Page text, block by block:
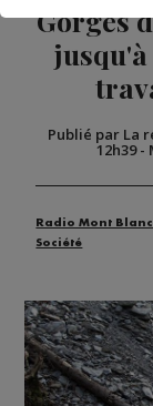
Gorges
Publié par La
12h39-
Radio Mont Blanc
Société